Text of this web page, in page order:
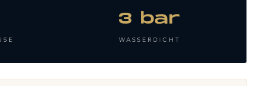
3 bar
WASSERDICHT